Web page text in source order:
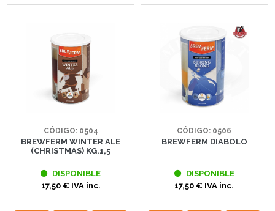
CÓDIGO: 0504
BREWFERM WINTER ALE
(CHRISTMAS) KG.1,5
DISPONIBLE
17,50 € IVA inc.
CÓDIGO: 0506
BREWFERM DIABOLO
DISPONIBLE
17,50 € IVA inc.